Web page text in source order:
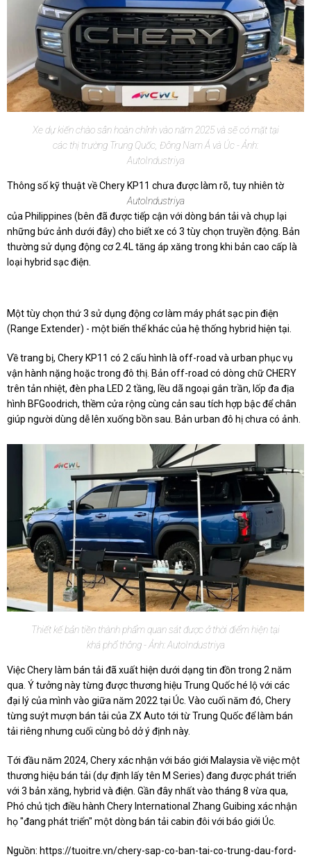
Xe dự kiến chào sân hoàn chỉnh vào năm 2025 và sẽ có mặt tại
các thị trường Trung Quốc, Đông Nam Á và Úc - Ảnh:
AutoIndustriya
Thông số kỹ thuật về Chery KP11 chưa được làm rõ, tuy nhiên tờ
AutoIndustriya
của Philippines (bên đã được tiếp cận với dòng bán tải và chụp lại
những bức ảnh dưới đây) cho biết xe có 3 tùy chọn truyền động. Bản
thường sử dụng động cơ 2.4L tăng áp xăng trong khi bản cao cấp là
loại hybrid sạc điện.
Một tùy chọn thứ 3 sử dụng động cơ làm máy phát sạc pin điện
(Range Extender) - một biến thể khác của hệ thống hybrid hiện tại.
Về trang bị, Chery KP11 có 2 cấu hình là off-road và urban phục vụ
vận hành nặng hoặc trong đô thị. Bản off-road có dòng chữ CHERY
trên tản nhiệt, đèn pha LED 2 tầng, lều dã ngoại gắn trần, lốp đa địa
hình BFGoodrich, thềm cửa rộng cùng cản sau tích hợp bậc để chân
giúp người dùng dễ lên xuống bồn sau. Bản urban đô hị chưa có ảnh.
Thiết kế bản tiền thành phẩm quan sát được ở thời điểm hiện tại
khá phổ thông - Ảnh: AutoIndustriya
Việc Chery làm bán tải đã xuất hiện dưới dạng tin đồn trong 2 năm
qua. Ý tưởng này từng được thương hiệu Trung Quốc hé lộ với các
đại lý của mình vào giữa năm 2022 tại Úc. Vào cuối năm đó, Chery
từng suýt mượn bán tải của ZX Auto tới từ Trung Quốc để làm bán
tải riêng nhưng cuối cùng bỏ dở ý định này.
Tới đầu năm 2024, Chery xác nhận với báo giới Malaysia về việc một
thương hiệu bán tải (dự định lấy tên M Series) đang được phát triển
với 3 bản xăng, hybrid và điện. Gần đây nhất vào tháng 8 vừa qua,
Phó chủ tịch điều hành Chery International Zhang Guibing xác nhận
họ "đang phát triển" một dòng bán tải cabin đôi với báo giới Úc.
Nguồn: https://tuoitre.vn/chery-sap-co-ban-tai-co-trung-dau-ford-